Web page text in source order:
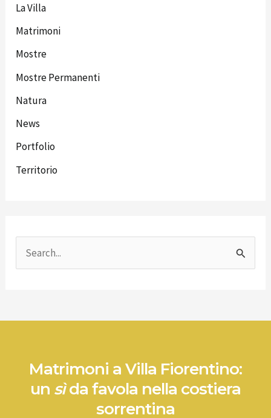
La Villa
Matrimoni
Mostre
Mostre Permanenti
Natura
News
Portfolio
Territorio
c
Matrimoni a Villa Fiorentino:
un sìda favola nella costiera
sorrentina